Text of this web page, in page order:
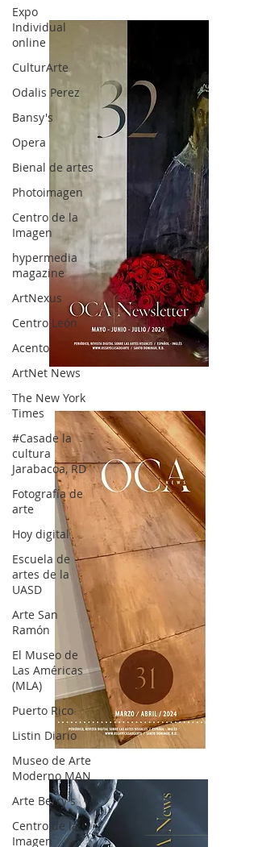
Expo
Individual
online
CulturArte
Odalis Perez
Bansy's
Opera
Bienal de artes
Photoimagen
Centro de la
Imagen
hypermedia
magazine
ArtNexus
Centro León
Acento
ArtNet News
The New York
Times
#Casade la
cultura
Jarabacoa, RD
Fotografía de
arte
Hoy digital
Escuela de
artes de la
UASD
Arte San
Ramón
El Museo de
Las Américas
(MLA)
Puerto Rico
Listin Diario
Museo de Arte
Moderno MAN
Arte Berry's
Centro de la
Imagen
OCA|News 32/ Mayo-Junio-Julio, 2023
OCA|News 31 / Marzo-Abril / 2024